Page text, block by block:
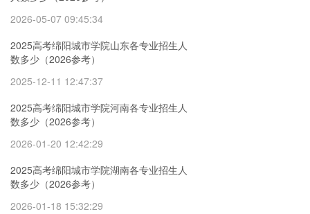
2026-05-07 09:45:34
2025高考绵阳城市学院山东各专业招生人
数多少（2026参考）
2025-12-11 12:47:37
2025高考绵阳城市学院河南各专业招生人
数多少（2026参考）
2026-01-20 12:42:29
2025高考绵阳城市学院湖南各专业招生人
数多少（2026参考）
2026-01-18 15:32:29